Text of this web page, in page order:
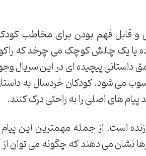
و قابل فهم بودن برای مخاطب
یک چالش کوچک می چرخد که راکون
پیچیده ای در این سریال
می شود. کودکان خردسال به
های اصلی را به راحتی درک کنند.
است. از جمله مهمترین این
نشان می دهند که چگونه می توان از